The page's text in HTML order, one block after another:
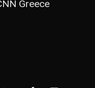
Greece